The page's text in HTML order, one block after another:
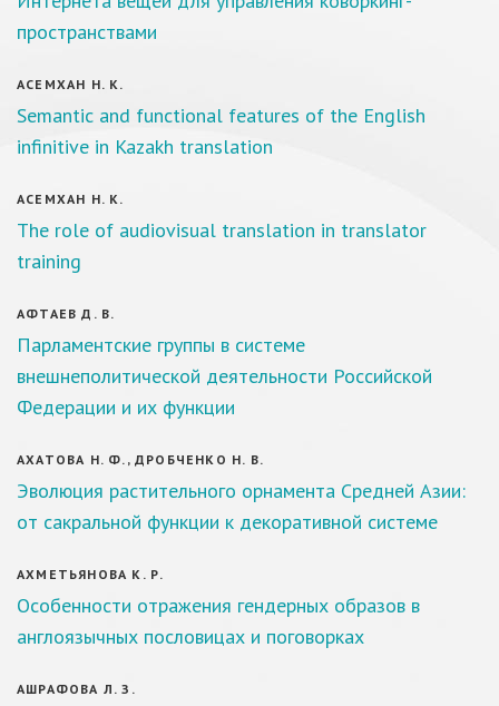
пространствами
АСЕМХАН Н. К.
Semantic and functional features of the English
infinitive in Kazakh translation
АСЕМХАН Н. К.
The role of audiovisual translation in translator
training
АФТАЕВ Д. В.
Парламентские группы в системе
внешнеполитической деятельности Российской
Федерации и их функции
АХАТОВА Н. Ф., ДРОБЧЕНКО Н. В.
Эволюция растительного орнамента Средней Азии:
от сакральной функции к декоративной системе
АХМЕТЬЯНОВА К. Р.
Особенности отражения гендерных образов в
англоязычных пословицах и поговорках
АШРАФОВА Л. З.